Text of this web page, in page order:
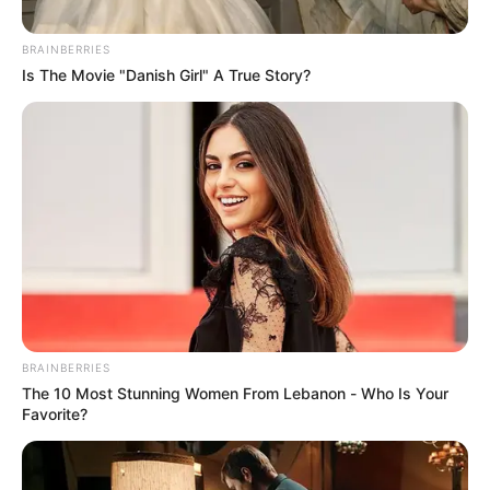
instrumentalizados.
Cortesía, Alcaldía de Medellín
Mendicidad en Medellín
Por:Martín Manuel Díaz Rubio
Octubre 6, 2025
BRAINBERRIES
Is The Movie "Danish Girl" A True Story?
BRAINBERRIES
The 10 Most Stunning Women From Lebanon - Who Is Your
Favorite?